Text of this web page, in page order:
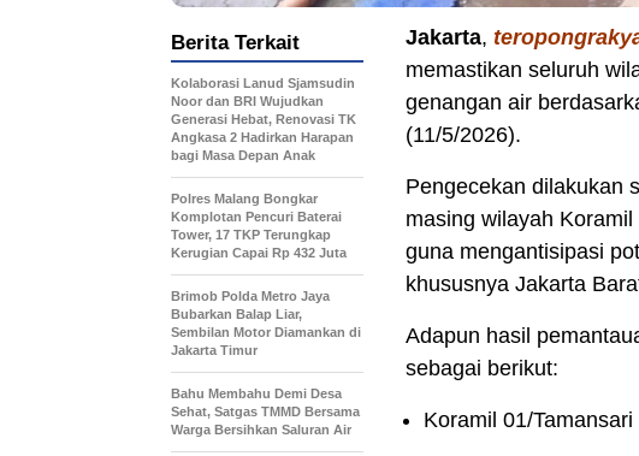
Jakarta,
memastikan seluruh
genangan air
(11/5/2026).
Pengecekan dilakukan
masing wilayah
guna mengantisipasi
khususnya Jakarta
Adapun hasil
sebagai berikut:
Koramil 01/Tamansari
Berita Terkait
Kolaborasi Lanud Sjamsudin
Noor dan BRI Wujudkan
Generasi Hebat, Renovasi TK
Angkasa 2 Hadirkan Harapan
bagi Masa Depan Anak
Polres Malang Bongkar
Komplotan Pencuri Baterai
Tower, 17 TKP Terungkap
Kerugian Capai Rp 432 Juta
Brimob Polda Metro Jaya
Bubarkan Balap Liar,
Sembilan Motor Diamankan di
Jakarta Timur
Bahu Membahu Demi Desa
Sehat, Satgas TMMD Bersama
Warga Bersihkan Saluran Air